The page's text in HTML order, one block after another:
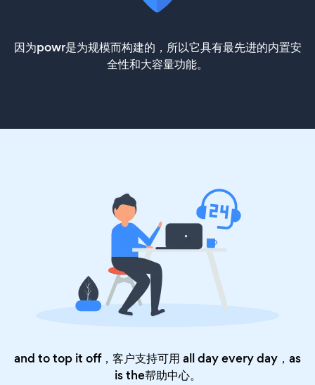
因为powr是为规模而构建的，所以它具有最先进的内置安
全性和大容量功能。
and to top it off，客户支持可用 all day every day，as
is the帮助中心。